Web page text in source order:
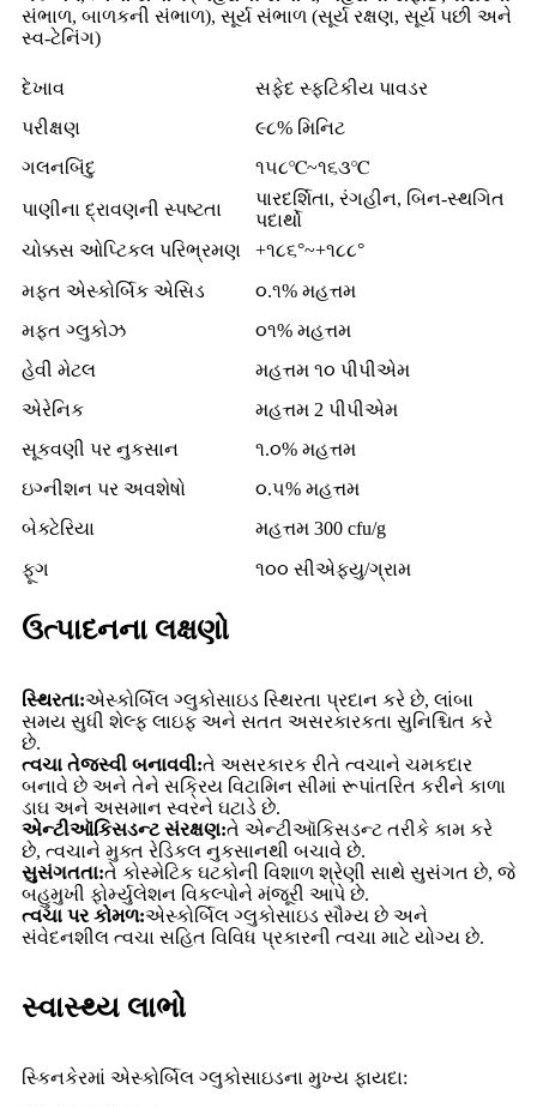
સંભાળ, બાળકની સંભાળ), સૂર્ય સંભાળ (સૂર્ય રક્ષણ, સૂર્ય પછી અને
સ્વ-ટેનિંગ)
દેખાવ
સફેદ સ્ફટિકીય પાવડર
પરીક્ષણ
૯૮% મિનિટ
ગલનબિંદુ
૧૫૮℃~૧૬૩℃
પાણીના દ્રાવણની સ્પષ્ટતા
પારદર્શિતા, રંગહીન, બિન-સ્થગિત
પદાર્થો
ચોક્કસ ઓપ્ટિકલ પરિભ્રમણ
+૧૮૬°~+૧૮૮°
મફત એસ્કોર્બિક એસિડ
૦.૧% મહત્તમ
મફત ગ્લુકોઝ
૦૧% મહત્તમ
હેવી મેટલ
મહત્તમ ૧૦ પીપીએમ
એરેનિક
મહત્તમ 2 પીપીએમ
સૂકવણી પર નુકસાન
૧.૦% મહત્તમ
ઇગ્નીશન પર અવશેષો
૦.૫% મહત્તમ
બેક્ટેરિયા
મહત્તમ 300 cfu/g
ફૂગ
૧૦૦ સીએફયુ/ગ્રામ
ઉત્પાદનના લક્ષણો
સ્થિરતા:એસ્કોર્બિલ ગ્લુકોસાઇડ સ્થિરતા પ્રદાન કરે છે, લાંબા
સમય સુધી શેલ્ફ લાઇફ અને સતત અસરકારકતા સુનિશ્ચિત કરે
છે.
ત્વચા તેજસ્વી બનાવવી:તે અસરકારક રીતે ત્વચાને ચમકદાર
બનાવે છે અને તેને સક્રિય વિટામિન સીમાં રૂપાંતરિત કરીને કાળા
ડાઘ અને અસમાન સ્વરને ઘટાડે છે.
એન્ટીઑકિસડન્ટ સંરક્ષણ:તે એન્ટીઑકિસડન્ટ તરીકે કામ કરે
છે, ત્વચાને મુક્ત રેડિકલ નુકસાનથી બચાવે છે.
સુસંગતતા:તે કોસ્મેટિક ઘટકોની વિશાળ શ્રેણી સાથે સુસંગત છે, જે
બહુમુખી ફોર્મ્યુલેશન વિકલ્પોને મંજૂરી આપે છે.
ત્વચા પર કોમળ:એસ્કોર્બિલ ગ્લુકોસાઇડ સૌમ્ય છે અને
સંવેદનશીલ ત્વચા સહિત વિવિધ પ્રકારની ત્વચા માટે યોગ્ય છે.
સ્વાસ્થ્ય લાભો
સ્કિનકેરમાં એસ્કોર્બિલ ગ્લુકોસાઇડના મુખ્ય ફાયદા: